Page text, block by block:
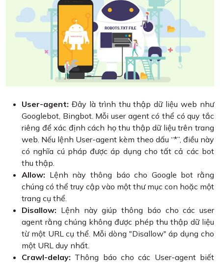
User-agent: Đây là trình thu thập dữ liệu web như
Googlebot, Bingbot. Mỗi user agent có thể có quy tắc
riêng để xác định cách họ thu thập dữ liệu trên trang
web. Nếu lệnh User-agent kèm theo dấu “*”, điều này
có nghĩa cú pháp được áp dụng cho tất cả các bot
thu thập.
Allow: Lệnh này thông báo cho Google bot rằng
chúng có thể truy cập vào một thư mục con hoặc một
trang cụ thể.
Disallow: Lệnh này giúp thông báo cho các user
agent rằng chúng không được phép thu thập dữ liệu
từ một URL cụ thể. Mỗi dòng "Disallow" áp dụng cho
một URL duy nhất.
Crawl-delay: Thông báo cho các User-agent biết